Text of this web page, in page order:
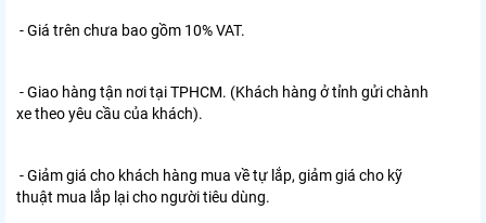
- Giá trên chưa bao gồm 10% VAT.
- Giao hàng tận nơi tại TPHCM. (Khách hàng ở tỉnh gửi chành
xe theo yêu cầu của khách).
- Giảm giá cho khách hàng mua về tự lắp, giảm giá cho kỹ
thuật mua lắp lại cho người tiêu dùng.